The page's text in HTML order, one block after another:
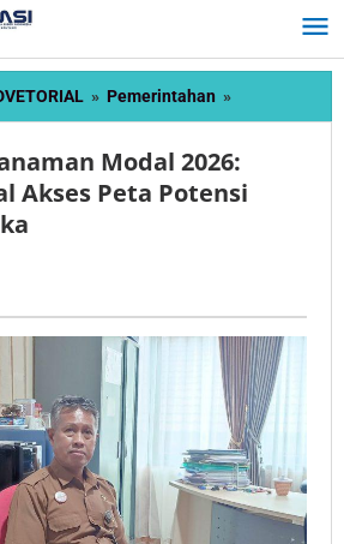
» Pemerintahan »
Penanaman
2026:
Investor
Secara
Terbuka
Modal 2026:
Akses Peta Potensi